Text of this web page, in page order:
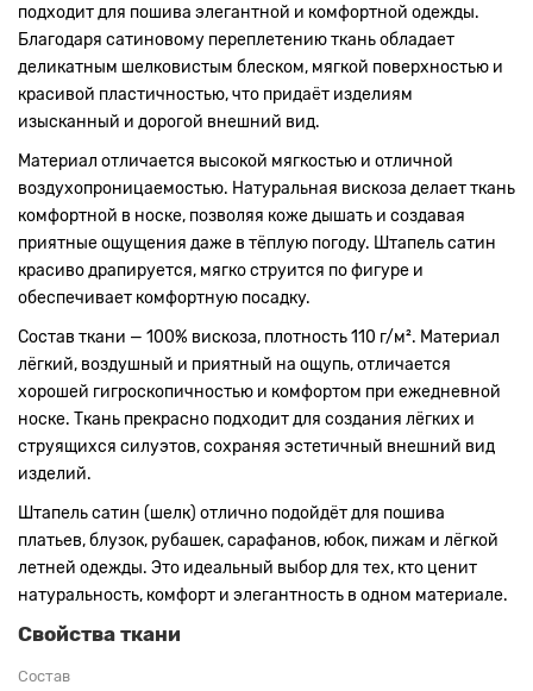
подходит для пошива элегантной и комфортной одежды.
Благодаря сатиновому переплетению ткань обладает
деликатным шелковистым блеском, мягкой поверхностью и
красивой пластичностью, что придаёт изделиям
изысканный и дорогой внешний вид.
Материал отличается высокой мягкостью и отличной
воздухопроницаемостью. Натуральная вискоза делает ткань
комфортной в носке, позволяя коже дышать и создавая
приятные ощущения даже в тёплую погоду. Штапель сатин
красиво драпируется, мягко струится по фигуре и
обеспечивает комфортную посадку.
Состав ткани — 100% вискоза, плотность 110 г/м². Материал
лёгкий, воздушный и приятный на ощупь, отличается
хорошей гигроскопичностью и комфортом при ежедневной
носке. Ткань прекрасно подходит для создания лёгких и
струящихся силуэтов, сохраняя эстетичный внешний вид
изделий.
Штапель сатин (шелк) отлично подойдёт для пошива
платьев, блузок, рубашек, сарафанов, юбок, пижам и лёгкой
летней одежды. Это идеальный выбор для тех, кто ценит
натуральность, комфорт и элегантность в одном материале.
Свойства ткани
Состав